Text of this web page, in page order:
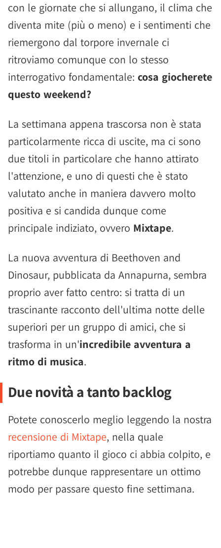
con le giornate che si allungano, il clima che
diventa mite (più o meno) e i sentimenti che
riemergono dal torpore invernale ci
ritroviamo comunque con lo stesso
interrogativo fondamentale: cosa giocherete
questo weekend?
La settimana appena trascorsa non è stata
particolarmente ricca di uscite, ma ci sono
due titoli in particolare che hanno attirato
l'attenzione, e uno di questi che è stato
valutato anche in maniera davvero molto
positiva e si candida dunque come
principale indiziato, ovvero Mixtape.
La nuova avventura di Beethoven and
Dinosaur, pubblicata da Annapurna, sembra
proprio aver fatto centro: si tratta di un
trascinante racconto dell'ultima notte delle
superiori per un gruppo di amici, che si
trasforma in un'incredibile avventura a
ritmo di musica.
Due novità a tanto backlog
Potete conoscerlo meglio leggendo la nostra
recensione di Mixtape, nella quale
riportiamo quanto il gioco ci abbia colpito, e
potrebbe dunque rappresentare un ottimo
modo per passare questo fine settimana.